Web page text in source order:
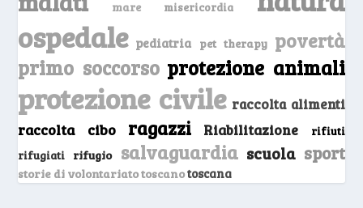
mare misericordia
ospedale pediatria pet therapy povertà
primo soccorso protezione animali
protezione civile raccolta alimenti
raccolta cibo ragazzi Riabilitazione
rifiuti
rifugiati
rifugio salvaguardia scuola sport
storie di volontariato toscanotoscana